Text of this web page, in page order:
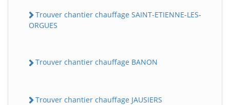
Trouver chantier chauffage SAINT-ETIENNE-LES-
ORGUES
Trouver chantier chauffage BANON
Trouver chantier chauffage JAUSIERS